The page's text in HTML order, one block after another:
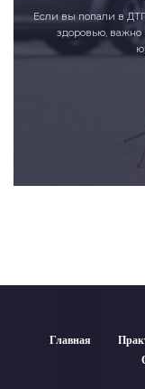
Если вы попали в
здоровью,
Главная